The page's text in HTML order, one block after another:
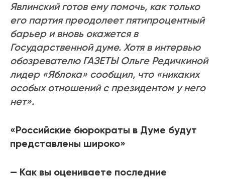
Явлинский готов ему помочь, как только
его партия преодолеет пятипроцентный
барьер и вновь окажется в
Государственной думе. Хотя в интервью
обозревателю ГАЗЕТЫ Ольге Редичкиной
лидер «Яблока» сообщил, что «никаких
особых отношений с президентом у него
нет».
«Российские бюрократы в Думе будут
представлены широко»
— Как вы оцениваете последние